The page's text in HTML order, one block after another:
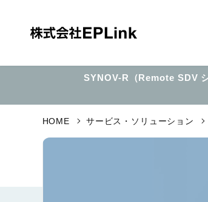
SYNOV-R（Remote SDV シ
HOME サービス・ソリューション